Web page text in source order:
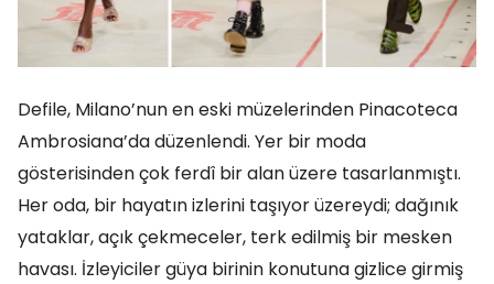
Defile, Milano’nun en eski müzelerinden Pinacoteca
Ambrosiana’da düzenlendi. Yer bir moda
gösterisinden çok ferdî bir alan üzere tasarlanmıştı.
Her oda, bir hayatın izlerini taşıyor üzereydi; dağınık
yataklar, açık çekmeceler, terk edilmiş bir mesken
havası. İzleyiciler güya birinin konutuna gizlice girmiş